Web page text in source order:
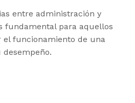
entre administración y
fundamental para aquellos
funcionamiento de una